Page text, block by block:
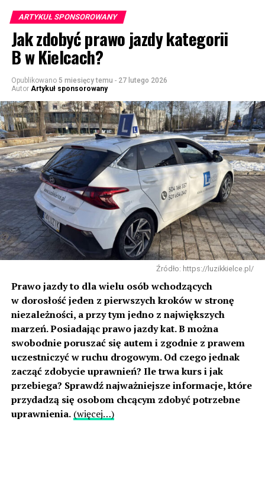
ARTYKUŁ SPONSOROWANY
Jak zdobyć prawo jazdy kategorii
B w Kielcach?
Opublikowano 5 miesięcy temu - 27 lutego 2026
Autor Artykuł sponsorowany
Źródło: https://luzikkielce.pl/
Prawo jazdy to dla wielu osób wchodzących
w dorosłość jeden z pierwszych kroków w stronę
niezależności, a przy tym jedno z największych
marzeń. Posiadając prawo jazdy kat. B można
swobodnie poruszać się autem i zgodnie z prawem
uczestniczyć w ruchu drogowym. Od czego jednak
zacząć zdobycie uprawnień? Ile trwa kurs i jak
przebiega? Sprawdź najważniejsze informacje, które
przydadzą się osobom chcącym zdobyć potrzebne
uprawnienia. (więcej…)